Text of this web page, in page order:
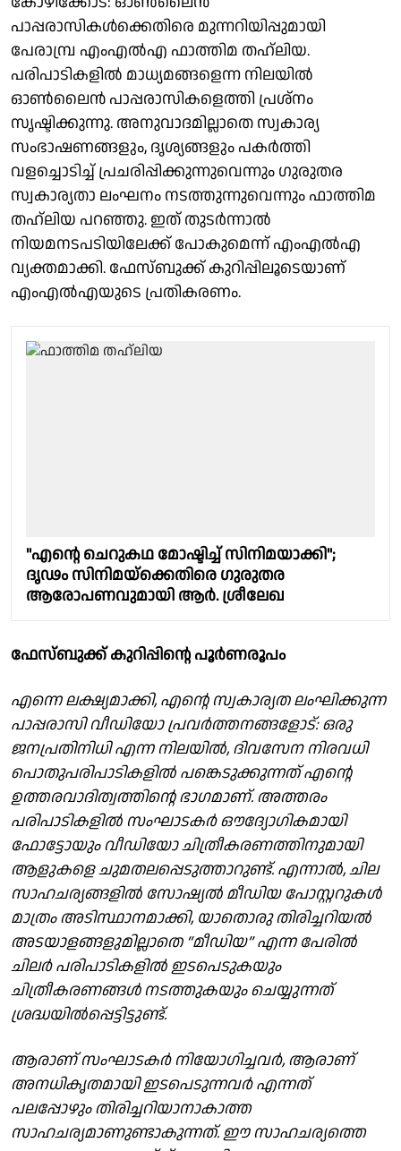
പാപ്പരാസികൾക്കെതിരെ മുന്നറിയിപ്പുമായി
പേരാമ്പ്ര എംഎൽഎ ഫാത്തിമ തഹ്‌ലിയ.
പരിപാടികളിൽ മാധ്യമങ്ങളെന്ന നിലയിൽ
ഓൺലൈൻ പാപ്പരാസികളെത്തി പ്രശ്നം
സൃഷ്ടിക്കുന്നു. അനുവാദമില്ലാതെ സ്വകാര്യ
സംഭാഷണങ്ങളും, ദൃശ്യങ്ങളും പകർത്തി
വളച്ചൊടിച്ച് പ്രചരിപ്പിക്കുന്നുവെന്നും ഗുരുതര
സ്വകാര്യതാ ലംഘനം നടത്തുന്നുവെന്നും ഫാത്തിമ
തഹ്‌ലിയ പറഞ്ഞു. ഇത് തുടർന്നാൽ
നിയമനടപടിയിലേക്ക് പോകുമെന്ന് എംഎൽഎ
വ്യക്തമാക്കി. ഫേസ്ബുക്ക് കുറിപ്പിലൂടെയാണ്
എംഎൽഎയുടെ പ്രതികരണം.
"എൻ്റെ ചെറുകഥ മോഷ്ടിച്ച് സിനിമയാക്കി";
ദൃഢം സിനിമയ്‌ക്കെതിരെ ഗുരുതര
ആരോപണവുമായി ആർ. ശ്രീലേഖ
ഫേസ്ബുക്ക് കുറിപ്പിന്റെ പൂർണരൂപം
എന്നെ ലക്ഷ്യമാക്കി, എന്റെ സ്വകാര്യത ലംഘിക്കുന്ന
പാപ്പരാസി വീഡിയോ പ്രവർത്തനങ്ങളോട്: ഒരു
ജനപ്രതിനിധി എന്ന നിലയിൽ, ദിവസേന നിരവധി
പൊതുപരിപാടികളിൽ പങ്കെടുക്കുന്നത് എന്റെ
ഉത്തരവാദിത്വത്തിന്റെ ഭാഗമാണ്. അത്തരം
പരിപാടികളിൽ സംഘാടകർ ഔദ്യോഗികമായി
ഫോട്ടോയും വീഡിയോ ചിത്രീകരണത്തിനുമായി
ആളുകളെ ചുമതലപ്പെടുത്താറുണ്ട്. എന്നാൽ, ചില
സാഹചര്യങ്ങളിൽ സോഷ്യൽ മീഡിയ പോസ്റ്ററുകൾ
മാത്രം അടിസ്ഥാനമാക്കി, യാതൊരു തിരിച്ചറിയൽ
അടയാളങ്ങളുമില്ലാതെ “മീഡിയ” എന്ന പേരിൽ
ചിലർ പരിപാടികളിൽ ഇടപെടുകയും
ചിത്രീകരണങ്ങൾ നടത്തുകയും ചെയ്യുന്നത്
ശ്രദ്ധയിൽപ്പെട്ടിട്ടുണ്ട്.
ആരാണ് സംഘാടകർ നിയോഗിച്ചവർ, ആരാണ്
അനധികൃതമായി ഇടപെടുന്നവർ എന്നത്
പലപ്പോഴും തിരിച്ചറിയാനാകാത്ത
സാഹചര്യമാണുണ്ടാകുന്നത്. ഈ സാഹചര്യത്തെ